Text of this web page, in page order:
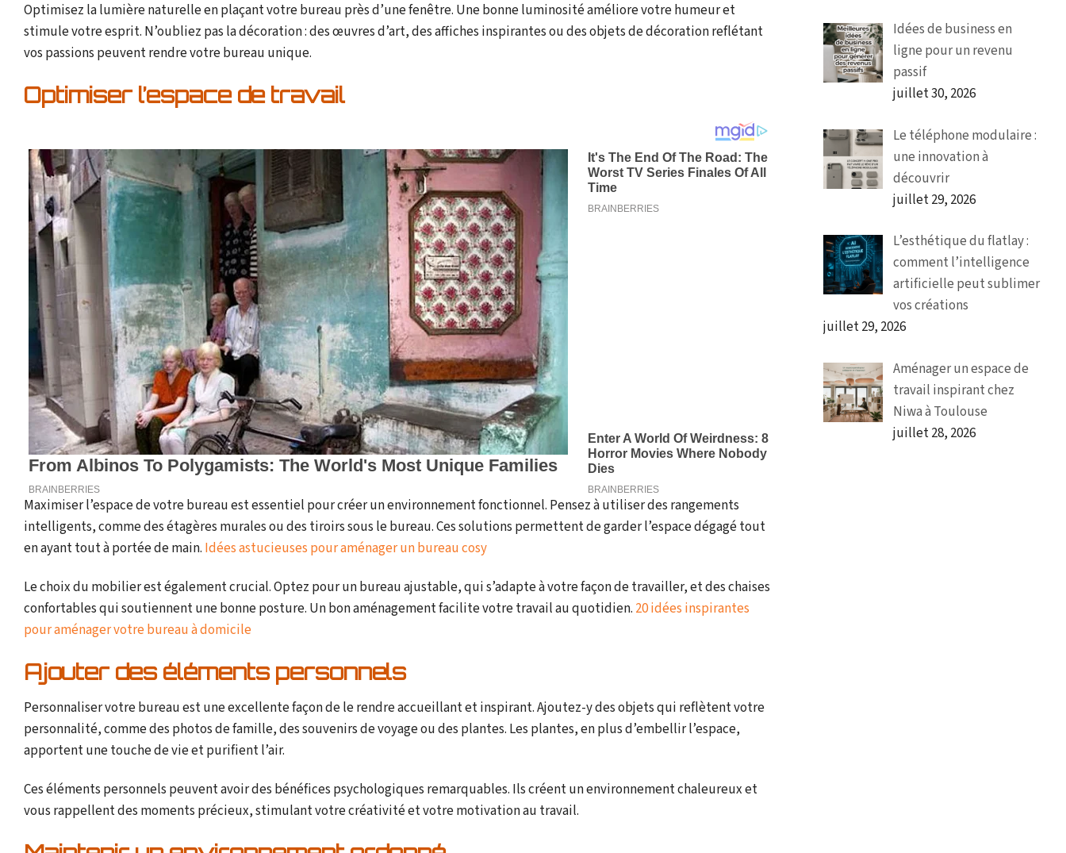
Optimisez la lumière naturelle en plaçant votre bureau près d’une fenêtre. Une bonne luminosité améliore votre humeur et
stimule votre esprit. N’oubliez pas la décoration : des œuvres d’art, des affiches inspirantes ou des objets de décoration reflétant
vos passions peuvent rendre votre bureau unique.
Optimiser l’espace de travail
Maximiser l’espace de votre bureau est essentiel pour créer un environnement fonctionnel. Pensez à utiliser des rangements
intelligents, comme des étagères murales ou des tiroirs sous le bureau. Ces solutions permettent de garder l’espace dégagé tout
en ayant tout à portée de main. Idées astucieuses pour aménager un bureau cosy
Le choix du mobilier est également crucial. Optez pour un bureau ajustable, qui s’adapte à votre façon de travailler, et des chaises
confortables qui soutiennent une bonne posture. Un bon aménagement facilite votre travail au quotidien. 20 idées inspirantes
pour aménager votre bureau à domicile
Ajouter des éléments personnels
Personnaliser votre bureau est une excellente façon de le rendre accueillant et inspirant. Ajoutez-y des objets qui reflètent votre
personnalité, comme des photos de famille, des souvenirs de voyage ou des plantes. Les plantes, en plus d’embellir l’espace,
apportent une touche de vie et purifient l’air.
Ces éléments personnels peuvent avoir des bénéfices psychologiques remarquables. Ils créent un environnement chaleureux et
vous rappellent des moments précieux, stimulant votre créativité et votre motivation au travail.
Idées de business en
ligne pour un revenu
passif
juillet 30, 2026
Le téléphone modulaire :
une innovation à
découvrir
juillet 29, 2026
L’esthétique du flatlay :
comment l’intelligence
artificielle peut sublimer
vos créations
juillet 29, 2026
Aménager un espace de
travail inspirant chez
Niwa à Toulouse
juillet 28, 2026